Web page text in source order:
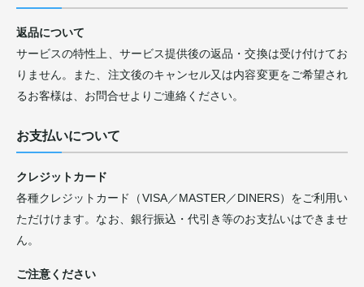
返品について
サービスの特性上、サービス提供後の返品・交換は受け付けてお
りません。また、注文後のキャンセル又は内容変更をご希望され
るお客様は、お問合せよりご連絡ください。
お支払いについて
クレジットカード
各種クレジットカード（VISA／MASTER／DINERS）をご利用い
ただけけます。なお、銀行振込・代引き等のお支払いはできませ
ん。
ご注意ください